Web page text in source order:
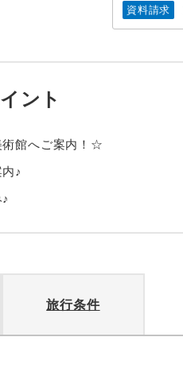
資料請求
ント
館へご案内！☆
♪
旅行条件